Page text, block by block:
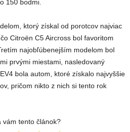
150 bodmi.
ktorý získal od porotcov najviac
Citroën C5 Aircross bol favoritom
najobľúbenejším modelom bol
prvými miestami, nasledovaný
bola autom, ktoré získalo najvyššie
pričom nikto z nich si tento rok
vám tento článok?